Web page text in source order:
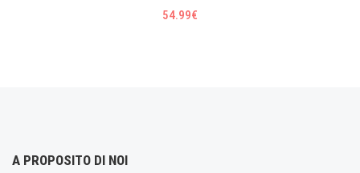
54.99€
A PROPOSITO DI NOI